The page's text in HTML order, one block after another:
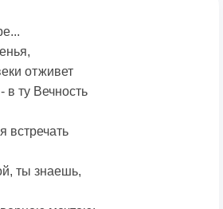
отживет
в ту Вечность
встречать
ты знаешь,